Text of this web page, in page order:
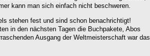
kann man sich einfach nicht beschweren.
stehen fest und sind schon benachrichtigt!
in den nächsten Tagen die Buchpakete, Abos
Ausgang der Weltmeisterschaft war das